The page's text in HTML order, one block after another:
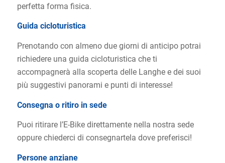
perfetta forma fisica.
Guida cicloturistica
Prenotando con almeno due giorni di anticipo potrai
richiedere una guida cicloturistica che ti
accompagnerà alla scoperta delle Langhe e dei suoi
più suggestivi panorami e punti di interesse!
Consegna o ritiro in sede
Puoi ritirare l’E-Bike direttamente nella nostra sede
oppure chiederci di consegnartela dove preferisci!
Persone anziane